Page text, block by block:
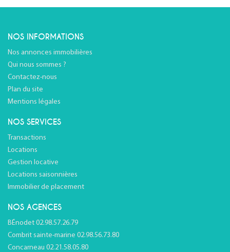
NOS INFORMATIONS
Nos annonces immobilières
Qui nous sommes ?
Contactez-nous
Plan du site
Mentions légales
NOS SERVICES
Transactions
Locations
Gestion locative
Locations saisonnières
Immobilier de placement
NOS AGENCES
BÉnodet 02.98.57.26.79
Combrit sainte-marine 02.98.56.73.80
Concarneau 02.21.58.05.80